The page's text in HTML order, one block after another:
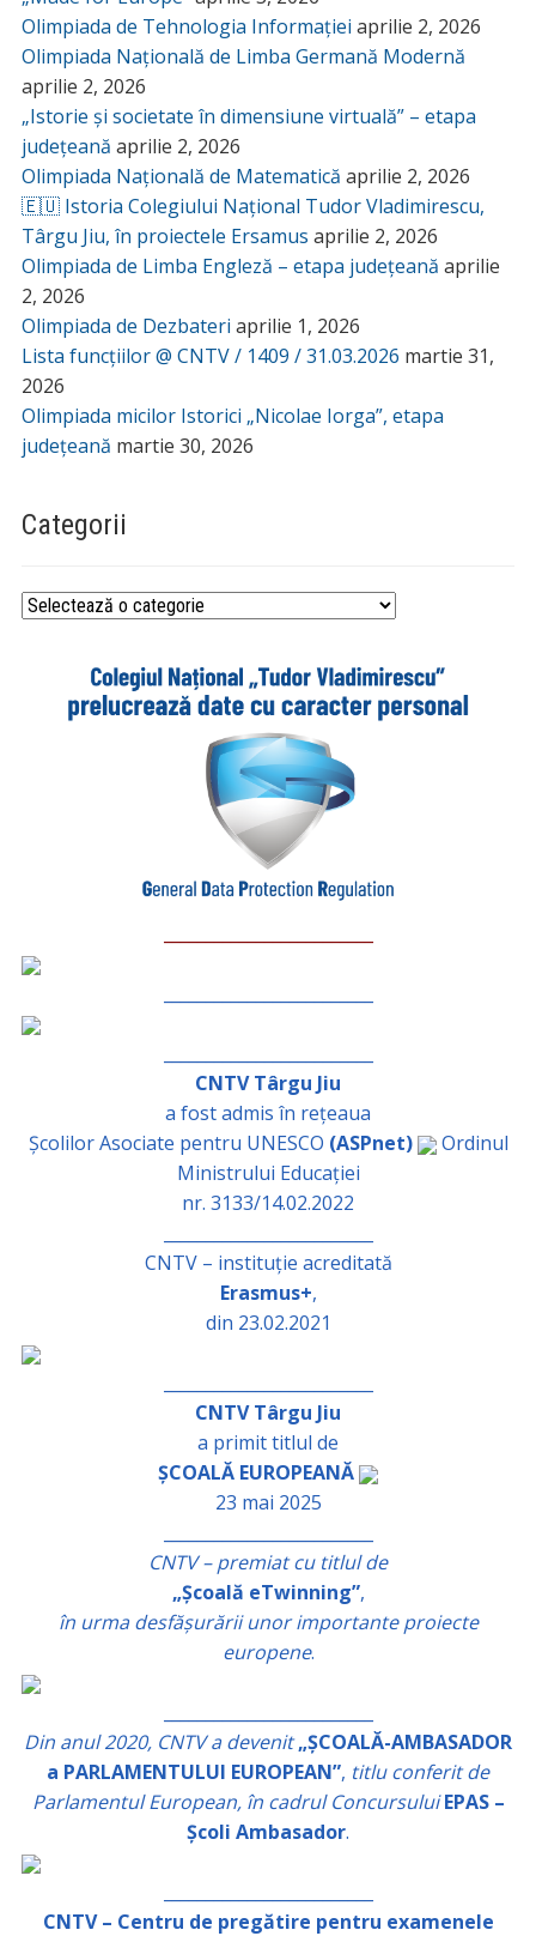
Olimpiada de Tehnologia Informației aprilie 2, 2026
Olimpiada Națională de Limba Germană Modernă
aprilie 2, 2026
„Istorie și societate în dimensiune virtuală” – etapa
județeană aprilie 2, 2026
Olimpiada Națională de Matematică aprilie 2, 2026
🇪🇺 Istoria Colegiului Național Tudor Vladimirescu,
Târgu Jiu, în proiectele Ersamus aprilie 2, 2026
Olimpiada de Limba Engleză – etapa județeană aprilie
2, 2026
Olimpiada de Dezbateri aprilie 1, 2026
Lista funcțiilor @ CNTV / 1409 / 31.03.2026 martie 31,
2026
Olimpiada micilor Istorici „Nicolae Iorga”, etapa
județeană martie 30, 2026
Categorii
Categorii
CNTV Târgu Jiu
a fost admis în rețeaua
Școlilor Asociate pentru UNESCO (ASPnet)
Ordinul
Ministrului Educației
nr. 3133/14.02.2022
CNTV – instituție acreditată
Erasmus+,
din 23.02.2021
CNTV Târgu Jiu
a primit titlul de
ȘCOALĂ EUROPEANĂ
23 mai 2025
CNTV – premiat cu titlul de
„Școală eTwinning”,
în urma desfășurării unor importante proiecte
europene.
Din anul 2020, CNTV a devenit „ȘCOALĂ-AMBASADOR
a PARLAMENTULUI EUROPEAN”, titlu conferit de
Parlamentul European, în cadrul Concursului EPAS –
Școli Ambasador.
CNTV – Centru de pregătire pentru examenele